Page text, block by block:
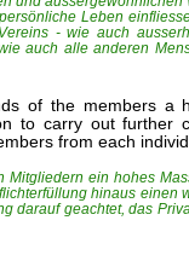
Leben
- wie auch
auch alle anderen
of the members
to carry out further
from each
ein hohes
hinaus
darauf geachtet, das